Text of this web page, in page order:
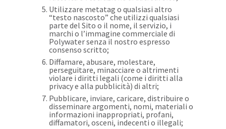
Utilizzare metatag o qualsiasi altro
“testo nascosto” che utilizzi qualsiasi
parte del Sito o il nome, il servizio, i
marchi o l’immagine commerciale di
Polywater senza il nostro espresso
consenso scritto;
Diffamare, abusare, molestare,
perseguitare, minacciare o altrimenti
violare i diritti legali (come i diritti alla
privacy e alla pubblicità) di altri;
Pubblicare, inviare, caricare, distribuire o
disseminare argomenti, nomi, materiali o
informazioni inappropriati, profani,
diffamatori, osceni, indecenti o illegali;